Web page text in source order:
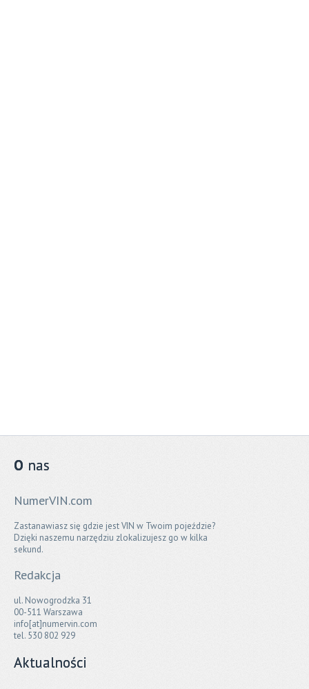
O nas
NumerVIN.com
Zastanawiasz się gdzie jest VIN w Twoim pojeździe?
Dzięki naszemu narzędziu zlokalizujesz go w kilka
sekund.
Redakcja
ul. Nowogrodzka 31
00-511 Warszawa
info[at]numervin.com
tel. 530 802 929
Aktualności